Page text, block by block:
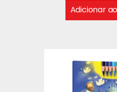
Adicionar